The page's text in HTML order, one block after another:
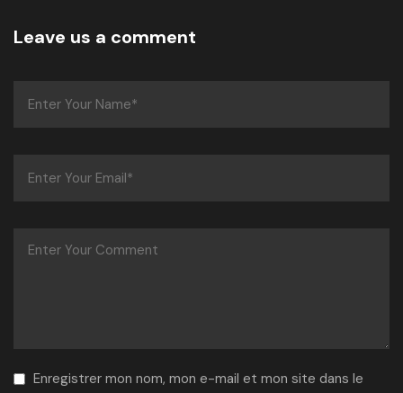
Leave us a comment
Enregistrer mon nom, mon e-mail et mon site dans le